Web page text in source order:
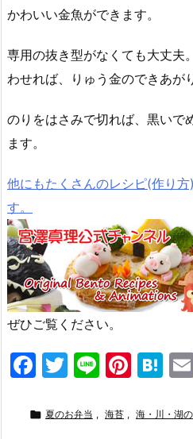
かわいい金魚ができます。
専用の抜き型がなくても大丈夫
わせれば、りゅう金のできあが
のりをはさみで切れば、黒いで
ます。
他にもたくさんのレシピ(作り
す。
ぜひご覧ください。
F
c
T
itt
Li
e
Pi
er
H
e
 夏のお弁当 , 海苔 , 海・川・湖